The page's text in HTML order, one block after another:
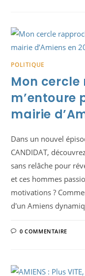
POLITIQUE
Mon cercle
m’entoure
mairie
Dans un nouvel
CANDIDAT,
sans relâche pour
et ces hommes
motivations ?
d'un Amiens
0 COMMENTAIRE